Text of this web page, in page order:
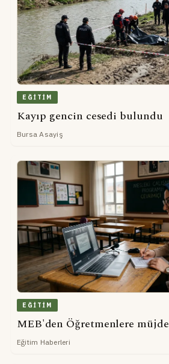
EĞITIM
Kayıp gencin cesedi bulundu
Bursa Asayiş
EĞITIM
MEB'den Öğretmenlere müjde
Eğitim Haberleri